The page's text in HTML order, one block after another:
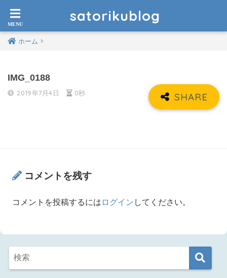
satorikublog
ホーム
IMG_0188
2019年7月4日 0秒
コメントを残す
コメントを投稿するには ログイン してください。